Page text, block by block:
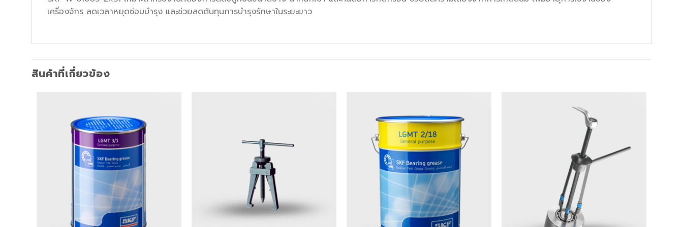
เครื่องจักร ลดเวลาหยุดซ่อมบำรุง และช่วยลดต้นทุนการบำรุงรักษาในระยะยาว
สินค้าที่เกี่ยวข้อง